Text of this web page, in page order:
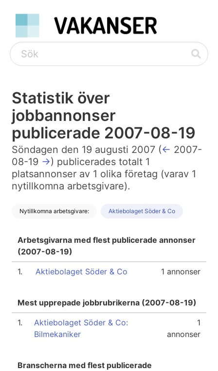
Statistik över
jobbannonser
publicerade 2007-08-19
Söndagen den 19 augusti 2007 (← 2007-
08-19 →) publicerades totalt 1
platsannonser av 1 olika företag (varav 1
nytillkomna arbetsgivare).
Nytillkomna arbetsgivare: Aktiebolaget Söder & Co
Arbetsgivarna med flest publicerade annonser
(2007-08-19)
1. Aktiebolaget Söder & Co 1 annonser
Mest upprepade jobbrubrikerna (2007-08-19)
1.
Aktiebolaget Söder & Co:
Bilmekaniker
1
annonser
Branscherna med flest publicerade